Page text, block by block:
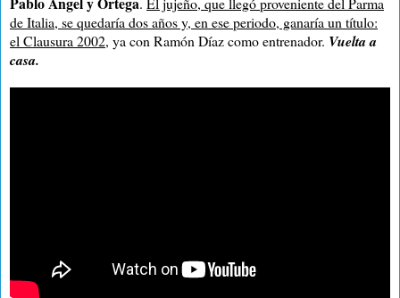
de Italia, se quedaría dos años y, en ese periodo, ganaría un título:
el Clausura 2002, ya con Ramón Díaz como entrenador. Vuelta a
casa.